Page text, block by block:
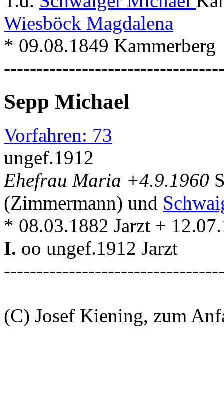
Wiesböck Magdalena
* 09.08.1849 Kammerberg
Sepp Michael
Vorfahren: 73
ungef.1912
Ehefrau Maria +4.9.1960
(Zimmermann) und
* 08.03.1882 Jarzt +
I. oo ungef.1912 Jarzt
(C) Josef Kiening, zum